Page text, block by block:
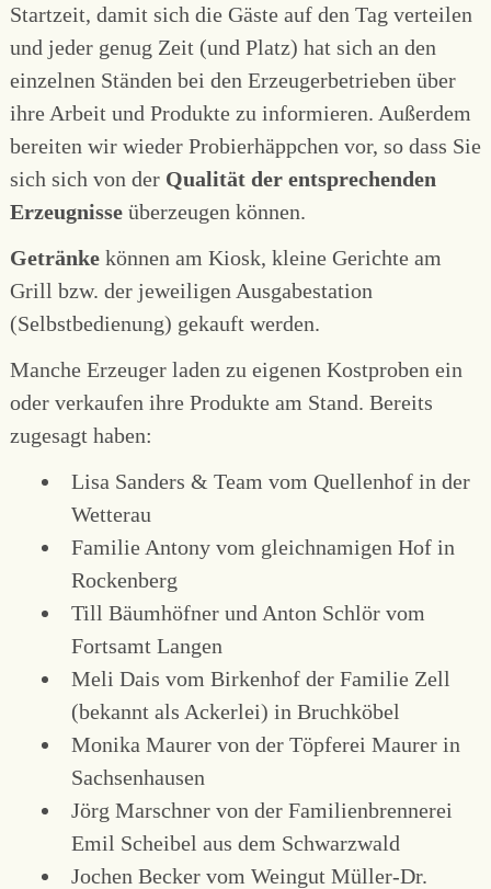
Startzeit, damit sich die Gäste auf den Tag verteilen
und jeder genug Zeit (und Platz) hat sich an den
einzelnen Ständen bei den Erzeugerbetrieben über
ihre Arbeit und Produkte zu informieren. Außerdem
bereiten wir wieder Probierhäppchen vor, so dass Sie
sich sich von der Qualität der entsprechenden
Erzeugnisse überzeugen können.
Getränkekönnen am Kiosk, kleine Gerichte am
Grill bzw. der jeweiligen Ausgabestation
(Selbstbedienung) gekauft werden.
Manche Erzeuger laden zu eigenen Kostproben ein
oder verkaufen ihre Produkte am Stand. Bereits
zugesagt haben:
Lisa Sanders & Team vom Quellenhof in der
Wetterau
Familie Antony vom gleichnamigen Hof in
Rockenberg
Till Bäumhöfner und Anton Schlör vom
Fortsamt Langen
Meli Dais vom Birkenhof der Familie Zell
(bekannt als Ackerlei) in Bruchköbel
Monika Maurer von der Töpferei Maurer in
Sachsenhausen
Jörg Marschner von der Familienbrennerei
Emil Scheibel aus dem Schwarzwald
Jochen Becker vom Weingut Müller-Dr.